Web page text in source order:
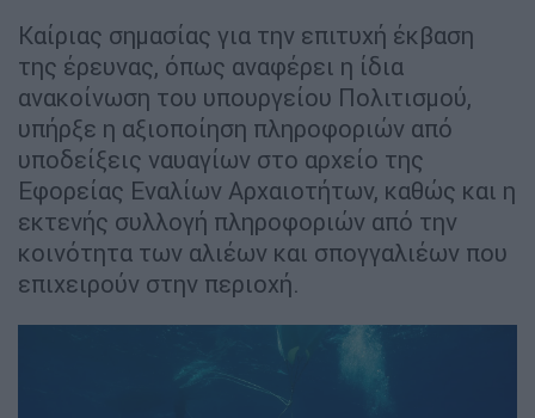
Καίριας σημασίας για την επιτυχή έκβαση
της έρευνας, όπως αναφέρει η ίδια
ανακοίνωση του υπουργείου Πολιτισμού,
υπήρξε η αξιοποίηση πληροφοριών από
υποδείξεις ναυαγίων στο αρχείο της
Εφορείας Εναλίων Αρχαιοτήτων, καθώς και η
εκτενής συλλογή πληροφοριών από την
κοινότητα των αλιέων και σπογγαλιέων που
επιχειρούν στην περιοχή.